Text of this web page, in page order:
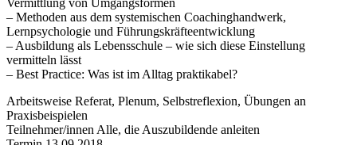
Vermittlung von Umgangsformen
– Methoden aus dem systemischen Coachinghandwerk,
Lernpsychologie und Führungskräfteentwicklung
– Ausbildung als Lebensschule – wie sich diese Einstellung
vermitteln lässt
– Best Practice: Was ist im Alltag praktikabel?
Arbeitsweise Referat, Plenum, Selbstreflexion, Übungen an
Praxisbeispielen
Teilnehmer/innen Alle, die Auszubildende anleiten